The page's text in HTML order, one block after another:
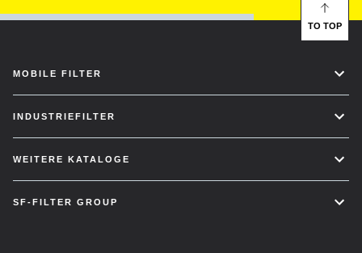
MOBILE FILTER
INDUSTRIEFILTER
WEITERE KATALOGE
SF-FILTER GROUP
TO TOP